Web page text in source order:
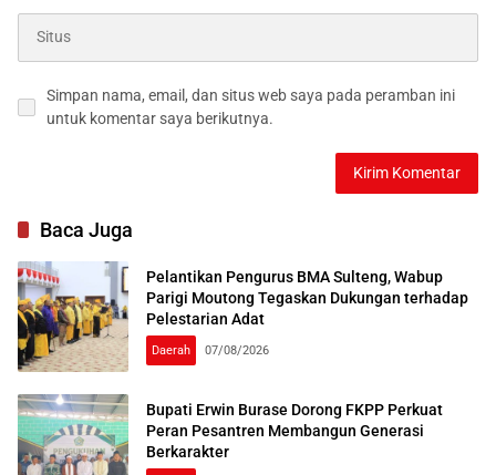
Simpan nama, email, dan situs web saya pada peramban ini
untuk komentar saya berikutnya.
Baca Juga
Pelantikan Pengurus BMA Sulteng, Wabup
Parigi Moutong Tegaskan Dukungan terhadap
Pelestarian Adat
Daerah 07/08/2026
Bupati Erwin Burase Dorong FKPP Perkuat
Peran Pesantren Membangun Generasi
Berkarakter